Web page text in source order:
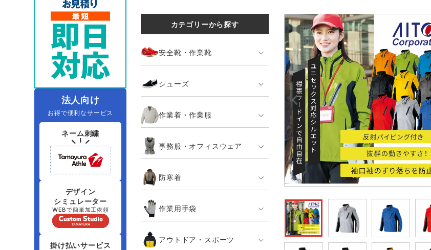
コンプレッションウェア 作業用ポロシャツ 安全保護具
ヤッケ 作業用小物・アクセサリー類 鞄・バッグ類
ファン付きウェア（空調服シリー
ズ）
電熱ウェア・ヒートウェア 刺繍・プリント
空調服ランキング コンプレッションウェアランキング 作業用ポロシャツラン
レインウェアランキング アイズフロンティア ランキング TSDESIGN ランキン
アイトス ランキング ジーベック ランキング
ネーム刺繍・プリント
作業着
ニット
ファン付きウェア
防寒
カジュアル
アイズフロンティア
クロダルマ 桑和 山田辰 クレヒフク
住商モンブラン ボンマックス GUSH FORCE CUP
シンメン 日進ゴム ハイパーV 丸五
タカヤ商事 エアークラフト 自重堂
アタックベース サンエス 中塚被服 イーブンリバー
藤井電工 福山ゴム工業
ビッグボーン商事株式
社
DIY・日曜大工作業服 飲食店ユニフォーム 運送・倉庫作業服
夜間・高視認性安全服 医療白衣・介護服
法人向け
お得で便利なサービス
ネーム刺繍
デザイン
シミュレーター
WEBで簡単加工依頼
掛け払いサービス
カテゴリーから探す
安全靴・作業靴
シューズ
作業着・作業服
事務服・オフィスウェア
防寒着
作業用手袋
アウトドア・スポーツ